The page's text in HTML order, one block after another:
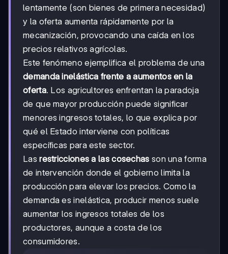
lentamente (son bienes de primera necesidad)
y la oferta aumenta rápidamente por la
mecanización, provocando una caída en los
precios relativos agrícolas.
Este fenómeno ejemplifica el problema de una
demanda inelástica frente a aumentos en la
oferta. Los agricultores enfrentan la paradoja
de que mayor producción puede significar
menores ingresos totales, lo que explica por
qué el Estado interviene con políticas
específicas para este sector.
Lasrestricciones a las cosechas son una forma
de intervención donde el gobierno limita la
producción para elevar los precios. Como la
demanda es inelástica, producir menos suele
aumentar los ingresos totales de los
productores, aunque a costa de los
consumidores.